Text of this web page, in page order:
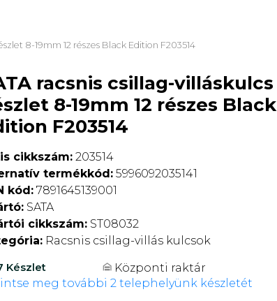
8-19mm 12 részes Black Edition F203514
racsnis csillag-villáskulcs
8-19mm 12 részes Black
F203514
cikkszám:203514
termékkód:5996092035141
kód:7891645139001
SATA
cikkszám:ST08032
Racsnis csillag-villás kulcsok
Készlet
Központi raktár
meg további 2 telephelyünk készletét